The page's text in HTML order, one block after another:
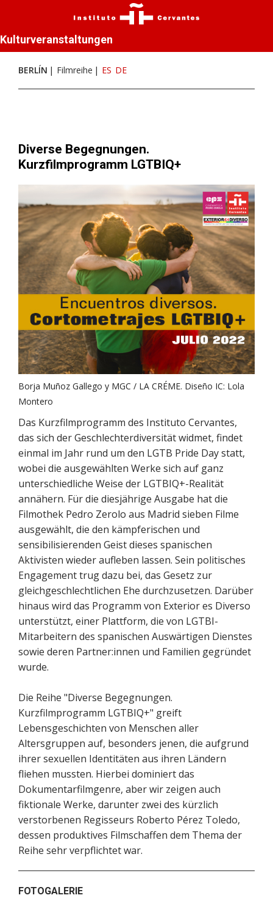
Kulturveranstaltungen
BERLÍN Filmreihe ES DE
Diverse Begegnungen.
Kurzfilmprogramm LGTBIQ+
Borja Muñoz Gallego y MGC / LA CRÉME. Diseño IC: Lola
Montero
Das Kurzfilmprogramm des Instituto Cervantes,
das sich der Geschlechterdiversität widmet, findet
einmal im Jahr rund um den LGTB Pride Day statt,
wobei die ausgewählten Werke sich auf ganz
unterschiedliche Weise der LGTBIQ+-Realität
annähern. Für die diesjährige Ausgabe hat die
Filmothek Pedro Zerolo aus Madrid sieben Filme
ausgewählt, die den kämpferischen und
sensibilisierenden Geist dieses spanischen
Aktivisten wieder aufleben lassen. Sein politisches
Engagement trug dazu bei, das Gesetz zur
gleichgeschlechtlichen Ehe durchzusetzen. Darüber
hinaus wird das Programm von Exterior es Diverso
unterstützt, einer Plattform, die von LGTBI-
Mitarbeitern des spanischen Auswärtigen Dienstes
sowie deren Partner:innen und Familien gegründet
wurde.
Die Reihe "Diverse Begegnungen.
Kurzfilmprogramm LGTBIQ+" greift
Lebensgeschichten von Menschen aller
Altersgruppen auf, besonders jenen, die aufgrund
ihrer sexuellen Identitäten aus ihren Ländern
fliehen mussten. Hierbei dominiert das
Dokumentarfilmgenre, aber wir zeigen auch
fiktionale Werke, darunter zwei des kürzlich
verstorbenen Regisseurs Roberto Pérez Toledo,
dessen produktives Filmschaffen dem Thema der
Reihe sehr verpflichtet war.
FOTOGALERIE